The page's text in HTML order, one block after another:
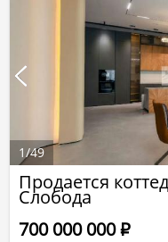
Продается
Слобода
700 000 000Р
1/49